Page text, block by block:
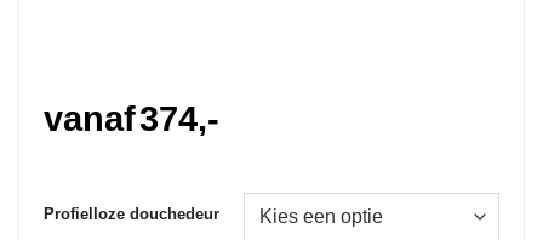
vanaf374,-
Profielloze douchedeur